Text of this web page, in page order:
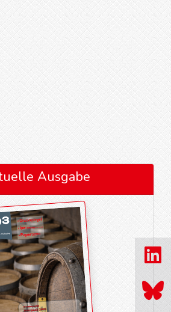
Ausgabe